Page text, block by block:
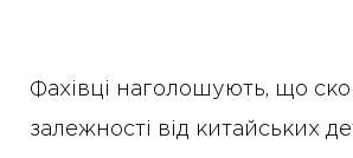
Фахівці наголошують, що
залежності від китайських